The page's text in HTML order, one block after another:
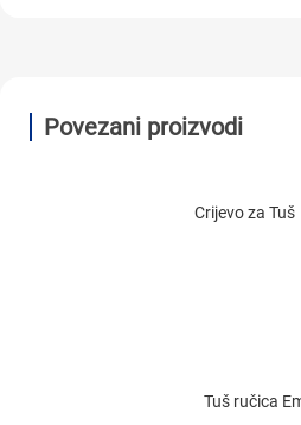
Povezani proizvodi
Crijevo za Tuš
Tuš ručica